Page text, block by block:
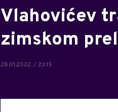
Vlahovićev
zimskom
28.01.2022. / 23:15